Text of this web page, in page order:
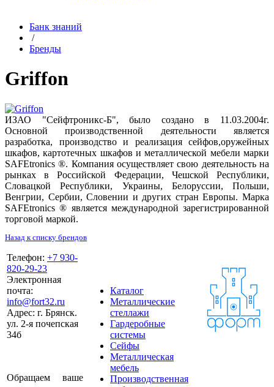
Банк знаний
/
Бренды
Griffon
ИЗАО "Сейфтроникс-Б", было создано в 11.03.2004г.
Основной производственной деятельности является
разработка, производство и реализация сейфов,оружейных
шкафов, картотечных шкафов и металлической мебели марки
SAFEtronics ®. Компания осуществляет свою деятельность на
рынках в Российской Федерации, Чешской Республики,
Словацкой Республики, Украины, Белоруссии, Польши,
Венгрии, Сербии, Словении и других стран Европы. Марка
SAFEtronics ® является международной зарегистрированной
торговой маркой.
Назад к списку брендов
Телефон: +7 930-
820-29-23
Электронная
почта:
info@fort32.ru
Адрес: г. Брянск.
ул. 2-я почепская
34б
Обращаем ваше
Каталог
Металлические
стеллажи
Гардеробные
системы
Сейфы
Металлическая
мебель
Производственная